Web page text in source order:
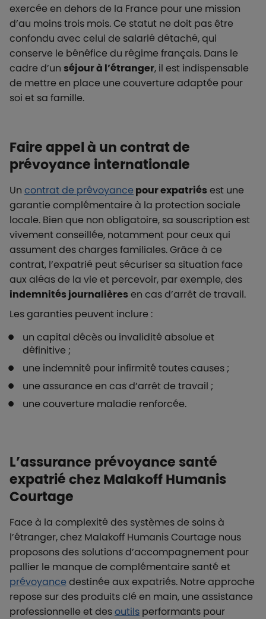
exercée en dehors de la France pour une mission
d’au moins trois mois. Ce statut ne doit pas être
confondu avec celui de salarié détaché, qui
conserve le bénéfice du régime français. Dans le
cadre d’un séjour à l’étranger, il est indispensable
de mettre en place une couverture adaptée pour
soi et sa famille.
Faire appel à un contrat de
prévoyance internationale
Un contrat de prévoyancepour expatriés est une
garantie complémentaire à la protection sociale
locale. Bien que non obligatoire, sa souscription est
vivement conseillée, notamment pour ceux qui
assument des charges familiales. Grâce à ce
contrat, l’expatrié peut sécuriser sa situation face
aux aléas de la vie et percevoir, par exemple, des
indemnités journalières en cas d’arrêt de travail.
Les garanties peuvent inclure :
un capital décès ou invalidité absolue et
définitive ;
une indemnité pour infirmité toutes causes ;
une assurance en cas d’arrêt de travail ;
une couverture maladie renforcée.
L’assurance prévoyance santé
expatrié chez Malakoff Humanis
Courtage
Face à la complexité des systèmes de soins à
l’étranger, chez Malakoff Humanis Courtage nous
proposons des solutions d’accompagnement pour
pallier le manque de complémentaire santé et
prévoyancedestinée aux expatriés. Notre approche
repose sur des produits clé en main, une assistance
professionnelle et desoutils performants pour